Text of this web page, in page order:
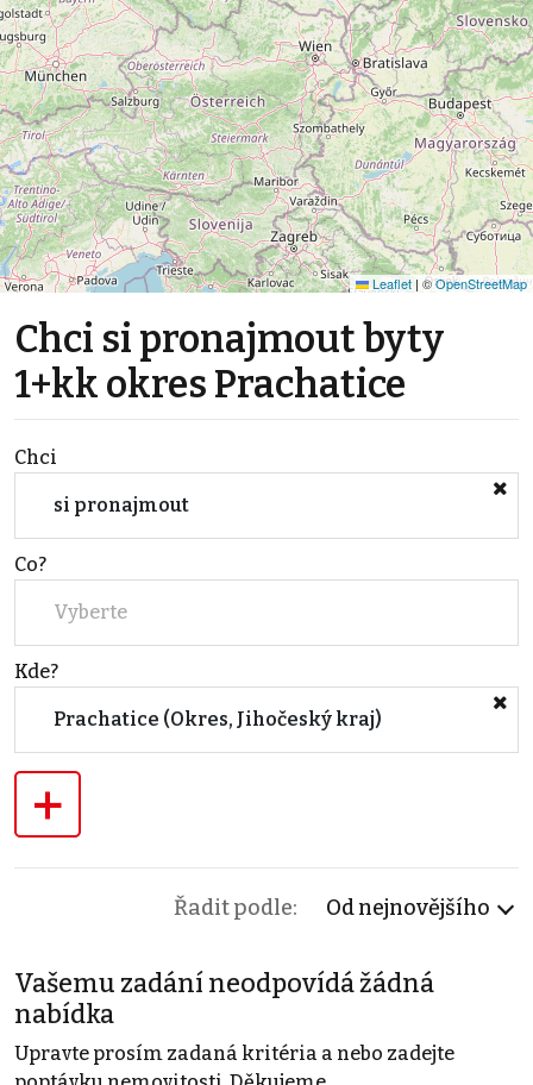
Leaflet | ©OpenStreetMap
Chci si pronajmout byty
1+kk okres Prachatice
Chci
si pronajmout
Co?
Vyberte
Kde?
Prachatice (Okres, Jihočeský kraj)
+
Řadit podle: Od nejnovějšího
Vašemu zadání neodpovídá žádná
nabídka
Upravte prosím zadaná kritéria a nebo zadejte